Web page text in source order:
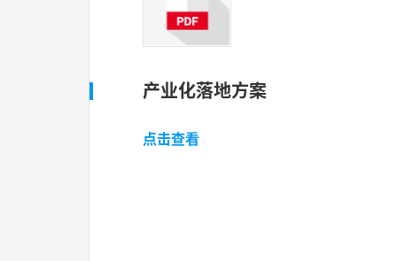
产业化落地方案
点击查看